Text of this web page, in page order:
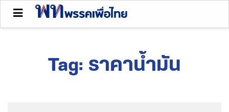
Tag: ราคาน้ำมัน